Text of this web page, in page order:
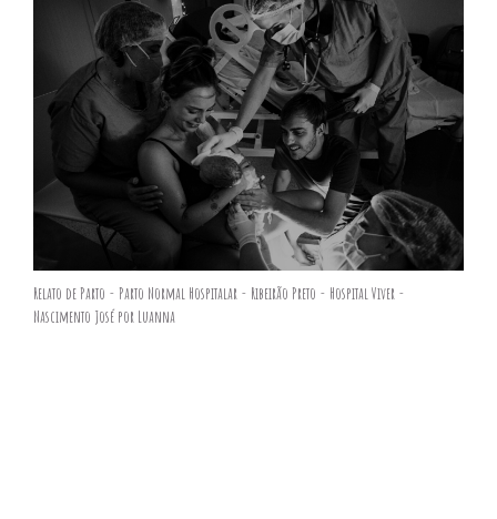
Relato de Parto - Parto Normal Hospitalar - Ribeirão Preto - Hospital Viver -
Nascimento José por Luanna